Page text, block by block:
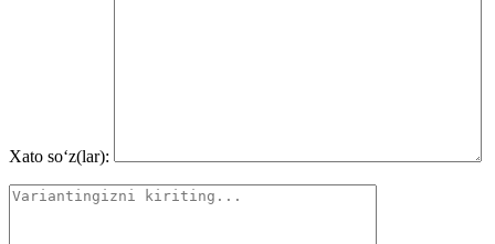
Xato so‘z(lar):